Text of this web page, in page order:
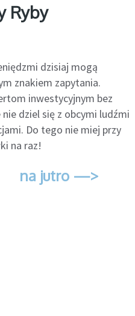
Ryby
dzisiaj mogą
znakiem zapytania.
inwestycyjnym bez
dziel się z obcymi ludźmi
Do tego nie miej przy
na raz!
na jutro —>